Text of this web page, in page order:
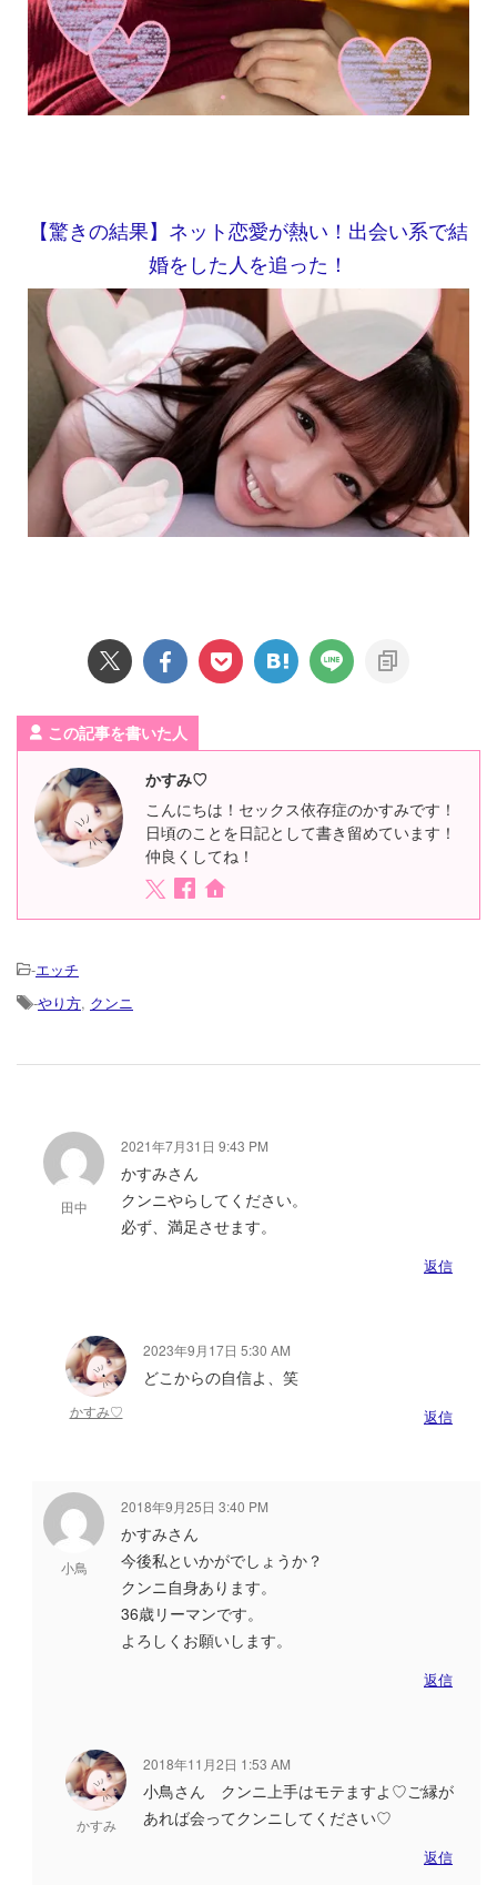
【驚きの結果】ネット恋愛が熱い！出会い系で結
婚をした人を追った！
この記事を書いた人
かすみ♡
こんにちは！セックス依存症のかすみです！
日頃のことを日記として書き留めています！
仲良くしてね！
-エッチ
-やり方, クンニ
田中
2021年7月31日 9:43 PM
かすみさん
クンニやらしてください。
必ず、満足させます。
返信
かすみ♡
2023年9月17日 5:30 AM
どこからの自信よ、笑
返信
小鳥
2018年9月25日 3:40 PM
かすみさん
今後私といかがでしょうか？
クンニ自身あります。
36歳リーマンです。
よろしくお願いします。
返信
かすみ
2018年11月2日 1:53 AM
小鳥さん クンニ上手はモテますよ♡ご縁が
あれば会ってクンニしてください♡
返信